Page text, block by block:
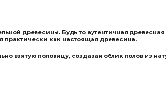
древесины. Будь то аутентичная
практически как настоящая древесина.
взятую половицу, создавая облик полов из